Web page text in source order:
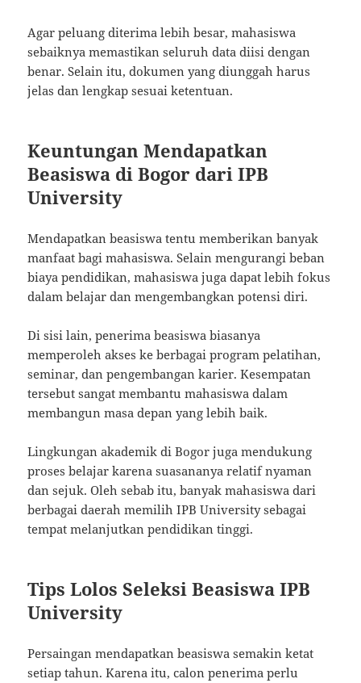
Agar peluang diterima lebih besar, mahasiswa
sebaiknya memastikan seluruh data diisi dengan
benar. Selain itu, dokumen yang diunggah harus
jelas dan lengkap sesuai ketentuan.
Keuntungan Mendapatkan
Beasiswa di Bogor dari IPB
University
Mendapatkan beasiswa tentu memberikan banyak
manfaat bagi mahasiswa. Selain mengurangi beban
biaya pendidikan, mahasiswa juga dapat lebih fokus
dalam belajar dan mengembangkan potensi diri.
Di sisi lain, penerima beasiswa biasanya
memperoleh akses ke berbagai program pelatihan,
seminar, dan pengembangan karier. Kesempatan
tersebut sangat membantu mahasiswa dalam
membangun masa depan yang lebih baik.
Lingkungan akademik di Bogor juga mendukung
proses belajar karena suasananya relatif nyaman
dan sejuk. Oleh sebab itu, banyak mahasiswa dari
berbagai daerah memilih IPB University sebagai
tempat melanjutkan pendidikan tinggi.
Tips Lolos Seleksi Beasiswa IPB
University
Persaingan mendapatkan beasiswa semakin ketat
setiap tahun. Karena itu, calon penerima perlu